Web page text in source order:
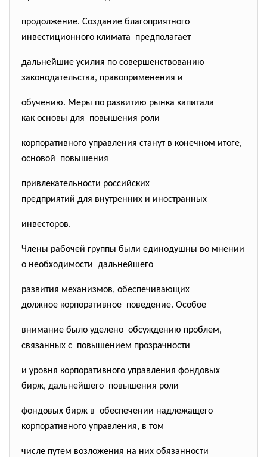
продолжение. Создание благоприятного
инвестиционного климата предполагает
дальнейшие усилия по совершенствованию
законодательства, правоприменения и
обучению. Меры по развитию рынка капитала
как основы для повышения роли
корпоративного управления станут в конечном итоге,
основой повышения
привлекательности российских
предприятий для внутренних и иностранных
инвесторов.
Члены рабочей группы были единодушны во мнении
о необходимости дальнейшего
развития механизмов, обеспечивающих
должное корпоративное поведение. Особое
внимание было уделено обсуждению проблем,
связанных с повышением прозрачности
и уровня корпоративного управления фондовых
бирж, дальнейшего повышения роли
фондовых бирж в обеспечении надлежащего
корпоративного управления, в том
числе путем возложения на них обязанности